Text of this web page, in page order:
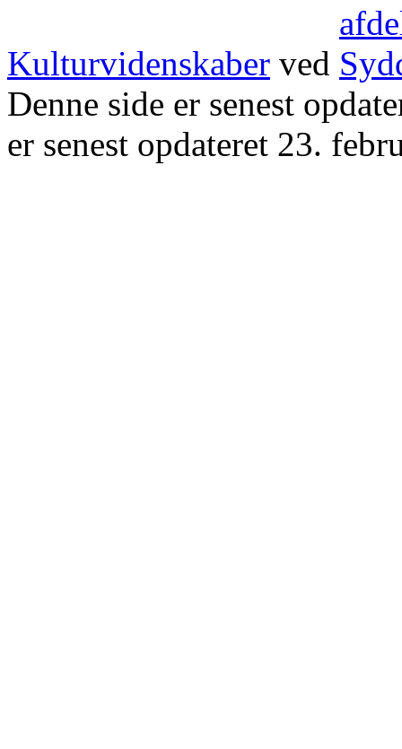
Kulturvidenskaber ved
Denne side er senest
er senest opdateret 23.